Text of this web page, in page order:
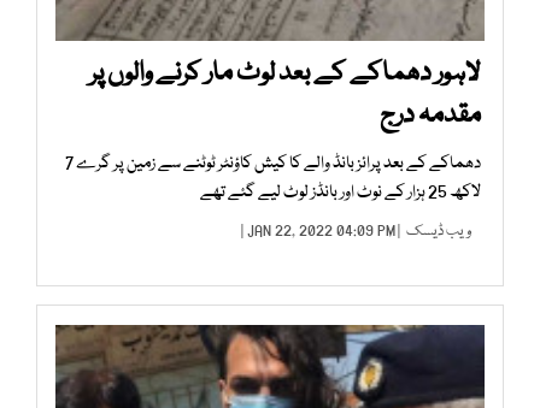
لاہور دھماکے کے بعد لوٹ مار کرنے والوں پر
مقدمہ درج
دھماکے کے بعد پرائز بانڈ والے کا کیش کاؤنٹر ٹوٹنے سے زمین پر گرے 7
لاکھ 25 ہزار کے نوٹ اور بانڈز لوٹ لیے گئے تھے
ویب ڈیسک | JAN 22, 2022 04:09 PM |